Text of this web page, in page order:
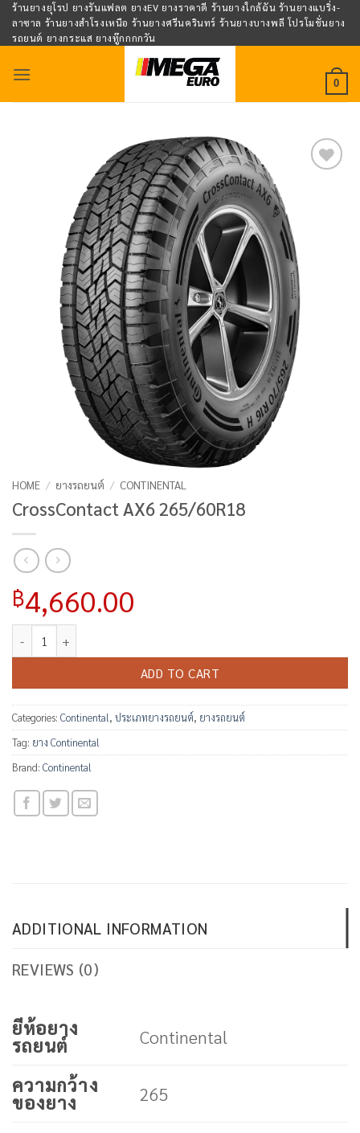
Skip
content
ร้านยางยุโรป ยางรันแฟลต ยางEV ยางราคาดี ร้านยางใกล้ฉัน ร้านยางแบริ่ง-
ลาซาล ร้านยางสำโรงเหนือ ร้านยางศรีนครินทร์ ร้านยางบางพลี โปรโมชั่นยาง
รถยนต์ ยางกระแส ยางทู๊กกกกวัน
0
HOME / ยางรถยนต์ / CONTINENTAL
CrossContact AX6 265/60R18
฿4,660.00
ADD TO CART
Categories: Continental, ประเภทยางรถยนต์, ยางรถยนต์
Tag: ยาง Continental
Brand: Continental
ADDITIONAL INFORMATION
REVIEWS (0)
ยีห้อยาง
รถยนต์ Continental
ความกว้าง
ของยาง 265